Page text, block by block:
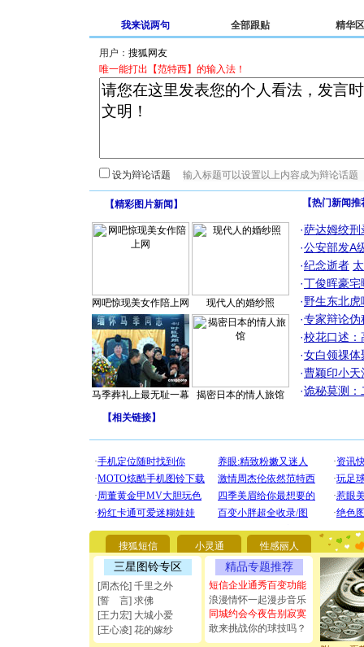
我来说两句 全部跟贴 精华区
用户：
唯一能打出【范特西】的输入法！
设为辩论话题
【精彩图片新闻 】
网吧惊现美女作陪上网 现代人的婚纱照
马季葬礼上最无耻一幕 揭密日本的情人旅馆
【热门新闻
·萨达姆绞刑
·公安部发A
·纪念逝者
·丁俊晖豪
·野生东北
·专家辩论伪
·校花口述：
·女白领祼体
·曹颖印小天
·诡秘莫测：
【相关链接】
搜狐短信 小灵通 性感丽人
三星图铃专区
[周杰伦] 千里之外
[誓 言] 求佛
[王力宏] 大城小爱
[王心凌] 花的嫁纱
精品专题推荐
短信企业通秀百变功能
浪漫情怀一起漫步音乐
同城约会今夜告别寂寞
敢来挑战你的球技吗？
[圣诞节]
要平安
[圣诞节]
能正大光
都要快乐
[圣诞节]
如意,快
[元旦]看
断电。爱
你是我专
[元旦]如
起；二是